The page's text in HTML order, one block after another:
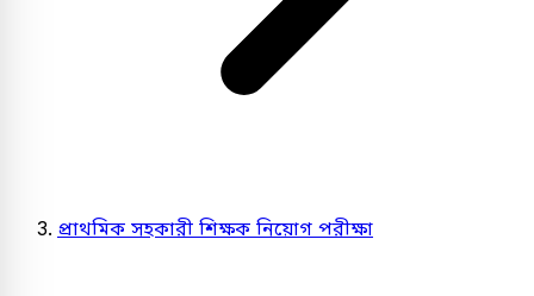
প্রাথমিক সহকারী শিক্ষক নিয়োগ পরীক্ষা